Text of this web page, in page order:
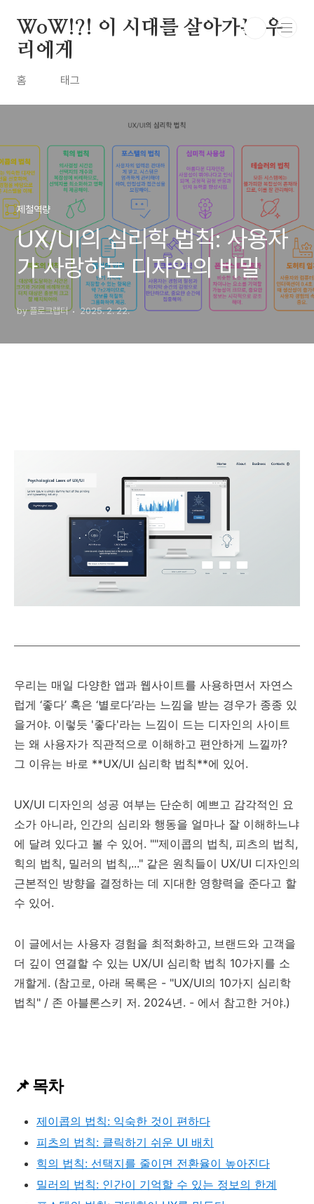
WoW!?! 이 시대를 살아가는 우
리에게
홈 태그
제철역량
UX/UI의 심리학 법칙: 사용자
가 사랑하는 디자인의 비밀
by 플로크랩터 2025. 2. 22.
우리는 매일 다양한 앱과 웹사이트를 사용하면서 자연스
럽게 ‘좋다’ 혹은 ‘별로다’라는 느낌을 받는 경우가 종종 있
을거야. 이렇듯 '좋다'라는 느낌이 드는 디자인의 사이트
는 왜 사용자가 직관적으로 이해하고 편안하게 느낄까?
그 이유는 바로 **UX/UI 심리학 법칙**에 있어.
UX/UI 디자인의 성공 여부는 단순히 예쁘고 감각적인 요
소가 아니라, 인간의 심리와 행동을 얼마나 잘 이해하느냐
에 달려 있다고 볼 수 있어. ""제이콥의 법칙, 피츠의 법칙,
힉의 법칙, 밀러의 법칙,..." 같은 원칙들이 UX/UI 디자인의
근본적인 방향을 결정하는 데 지대한 영향력을 준다고 할
수 있어.
이 글에서는 사용자 경험을 최적화하고, 브랜드와 고객을
더 깊이 연결할 수 있는 UX/UI 심리학 법칙 10가지를 소
개할게. (참고로, 아래 목록은 - "UX/UI의 10가지 심리학
법칙" / 존 아블론스키 저. 2024년. - 에서 참고한 거야.)
📌 목차
제이콥의 법칙: 익숙한 것이 편하다
피츠의 법칙: 클릭하기 쉬운 UI 배치
힉의 법칙: 선택지를 줄이면 전환율이 높아진다
밀러의 법칙: 인간이 기억할 수 있는 정보의 한계